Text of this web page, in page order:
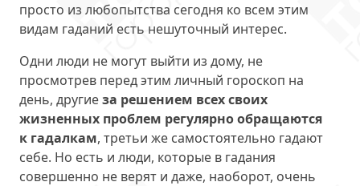
просто из любопытства сегодня ко всем этим
видам гаданий есть нешуточный интерес.
Одни люди не могут выйти из дому, не
просмотрев перед этим личный гороскоп на
день, другиеза решением всех своих
жизненных проблем регулярно обращаются
к гадалкам, третьи же самостоятельно гадают
себе. Но есть и люди, которые в гадания
совершенно не верят и даже, наоборот, очень